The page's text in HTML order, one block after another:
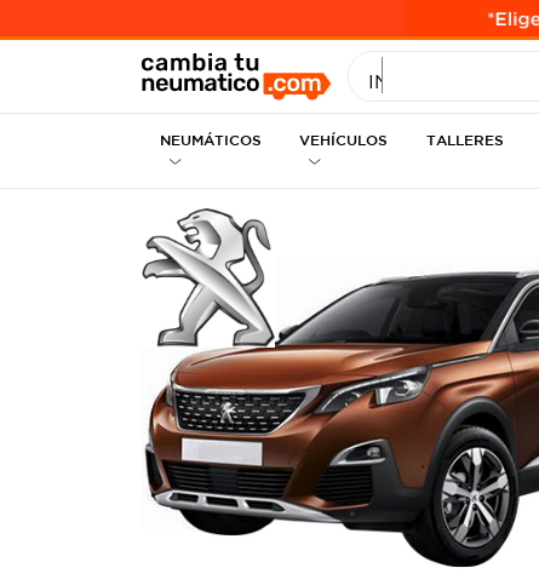
INGRESE MEDIDA
NEUMÁTICOS VEHÍCULOS TALLERES